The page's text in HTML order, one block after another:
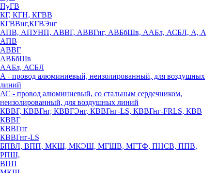
ПуГВ
КГ, КГН, КГВВ
КГВВнг,КГВЭнг
АПВ, АПУНП, АВВГ, АВВГнг, АВБбШв, ААБл, АСБЛ, А, А
АПВ
АВВГ
АВБбШв
ААБл, АСБЛ
А - провод алюминиевый, неизолированный, для воздушных
линий
АС - провод алюминиевый, со стальным сердечником,
неизолированный, для воздушных линий
КВВГ, КВВГнг, КВВГЭнг, КВВГнг-LS, КВВГнг-FRLS, КВВ
КВВГ
КВВГнг
КВВГнг-LS
БПВЛ, ВПП, МКШ, МКЭШ, МГШВ, МГТФ, ПНСВ, ППВ,
РПШ,
ВПП